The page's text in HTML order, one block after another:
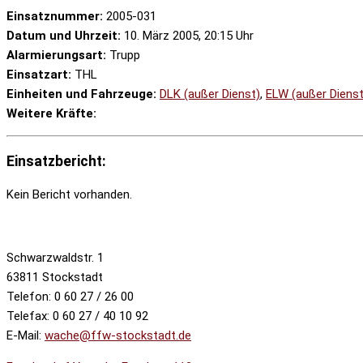
Einsatznummer: 2005-031
Datum und Uhrzeit: 10. März 2005, 20:15 Uhr
Alarmierungsart: Trupp
Einsatzart: THL
Einheiten und Fahrzeuge: DLK (außer Dienst), ELW (außer
Weitere Kräfte:
Einsatzbericht:
Kein Bericht vorhanden.
Schwarzwaldstr. 1
63811 Stockstadt
Telefon: 0 60 27 / 26 00
Telefax: 0 60 27 / 40 10 92
E-Mail: wache@ffw-stockstadt.de